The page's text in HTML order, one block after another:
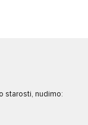
starosti, nudimo: